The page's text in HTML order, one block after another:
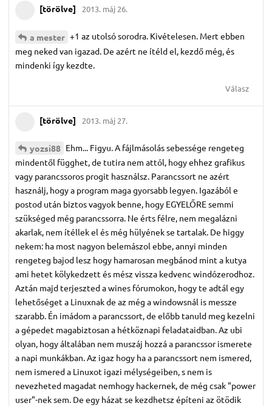
[törölve] 2013. máj 26.
a mester +1 az utolsó sorodra. Kivételesen. Mert ebben
meg neked van igazad. De azért ne ítéld el, kezdő még, és
mindenki így kezdte.
Válasz
[törölve] 2013. máj 27.
yozsi88 Ehm... Figyu. A fájlmásolás sebessége rengeteg
mindentől függhet, de tutira nem attól, hogy ehhez grafikus
vagy parancssoros progit használsz. Parancssort ne azért
használj, hogy a program maga gyorsabb legyen. Igazából e
postod után biztos vagyok benne, hogy EGYELŐRE semmi
szükséged még parancssorra. Ne érts félre, nem megalázni
akarlak, nem ítéllek el és még hülyének se tartalak. De higgy
nekem: ha most nagyon belemászol ebbe, annyi minden
rengeteg bajod lesz hogy hamarosan megbánod mint a kutya
ami hetet kölykedzett és mész vissza kedvenc windózerodhoz.
Aztán majd terjeszted a wines fórumokon, hogy te adtál egy
lehetőséget a Linuxnak de az még a windowsnál is messze
szarabb. Én imádom a parancssort, de előbb tanuld meg kezelni
a gépedet magabiztosan a hétköznapi feladataidban. Az ubi
olyan, hogy általában nem muszáj hozzá a parancssor ismerete
a napi munkákban. Az igaz hogy ha a parancssort nem ismered,
nem ismered a Linuxot igazi mélységeiben, s nem is
nevezheted magadat nemhogy hackernek, de még csak "power
user"-nek sem. De egy házat se kezdhetsz építeni az ötödik